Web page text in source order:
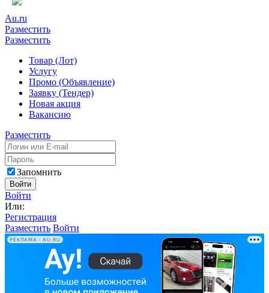
Au.ru
Разместить
Разместить
Товар (Лот)
Услугу
Промо (Объявление)
Заявку (Тендер)
Новая акция
Вакансию
Разместить
Запомнить
Войти
Войти
Или:
Регистрация
Разместить Войти
РЕКЛАМА • AU.RU